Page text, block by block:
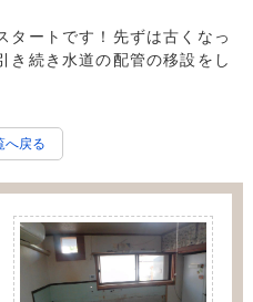
タートです！先ずは古くなっ
き続き水道の配管の移設をし
へ戻る